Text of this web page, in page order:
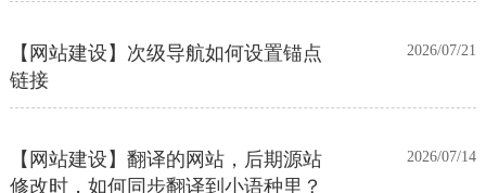
【网站建设】次级导航如何设置锚点
链接
2026/07/21
【网站建设】翻译的网站，后期源站
修改时，如何同步翻译到小语种里？
2026/07/14